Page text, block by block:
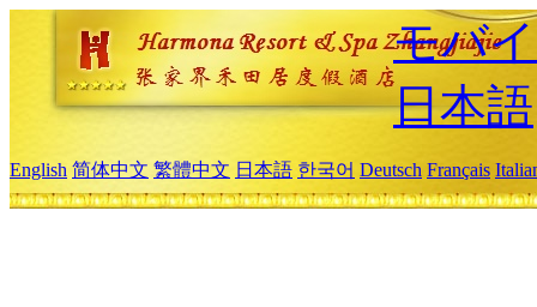
モバ
日本語
English 简体中文 繁體中文 日本語 한국어 Deutsch Français